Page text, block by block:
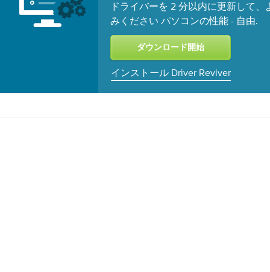
ドライバーを 2 分以内に更新して、
みください パソコンの性能 - 自由.
インストール Driver Reviver